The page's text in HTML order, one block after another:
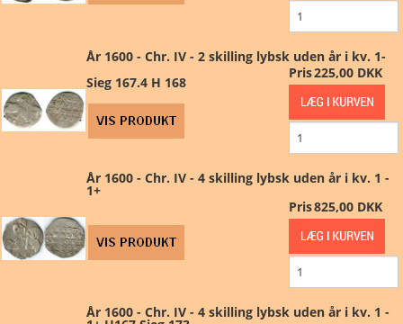
År 1600 - Chr. IV - 2 skilling lybsk uden år i kv. 1-
Sieg 167.4 H 168
Pris225,00 DKK
År 1600 - Chr. IV - 4 skilling lybsk uden år i kv. 1 -
1+
Pris825,00 DKK
År 1600 - Chr. IV - 4 skilling lybsk uden år i kv. 1 -